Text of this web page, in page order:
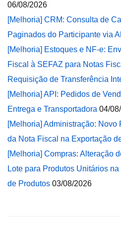
06/08/2026
[Melhoria] CRM: Consulta de
Paginados do Participante via
[Melhoria] Estoques e NF-e:
Fiscal à SEFAZ para Notas
Requisição de Transferência
[Melhoria] API: Pedidos de
Entrega e Transportadora 04/
[Melhoria] Administração:
da Nota Fiscal na Exportação
[Melhoria] Compras: Alteração
Lote para Produtos Unitários
de Produtos 03/08/2026